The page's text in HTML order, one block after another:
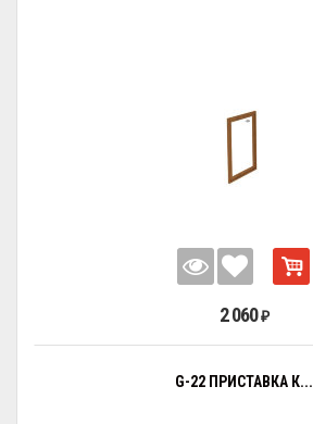
2 060 ₽
G-22 ПРИСТАВКА К...